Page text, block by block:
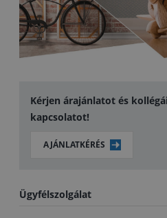
Kérjen árajánlatot és
kapcsolatot!
AJÁNLATKÉRÉS
Ügyfélszolgálat